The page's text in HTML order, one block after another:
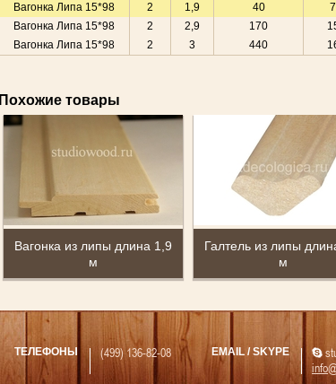
Вагонка Липа 15*98
2 1,9 40
Вагонка Липа 15*98
2 2,9 170
Вагонка Липа 15*98
2 3 440
Похожие товары
Вагонка из липы длина 1,9
м
Галтель из липы
м
ТЕЛЕФОНЫ (499) 136-82-08 EMAIL / SKYPE